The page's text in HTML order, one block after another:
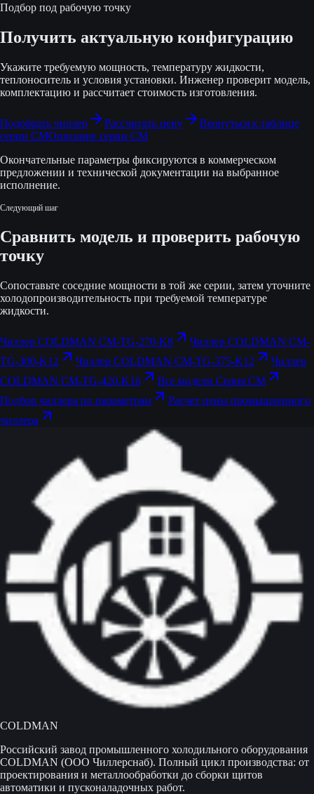
Подбор под рабочую точку
Получить актуальную конфигурацию
Укажите требуемую мощность, температуру жидкости,
теплоноситель и условия установки. Инженер проверит модель,
комплектацию и рассчитает стоимость изготовления.
Подобрать чиллер Рассчитать цену
Вернуться к таблице
серии CMОписание серии CM
Окончательные параметры фиксируются в коммерческом
предложении и технической документации на выбранное
исполнение.
Следующий шаг
Сравнить модель и проверить рабочую
точку
Сопоставьте соседние мощности в той же серии, затем уточните
холодопроизводительность при требуемой температуре
жидкости.
Чиллер COLDMAN CM-TG-270-K8
Чиллер COLDMAN CM-
TG-300-K12
Чиллер COLDMAN CM-TG-375-K12
Чиллер
COLDMAN CM-TG-420-K16
Все модели Серия CM
Подбор чиллера по параметрам
Расчет цены промышленного
чиллера
COLDMAN
Российский завод промышленного холодильного оборудования
COLDMAN (ООО Чиллерснаб). Полный цикл производства: от
проектирования и металлообработки до сборки щитов
автоматики и пусконаладочных работ.